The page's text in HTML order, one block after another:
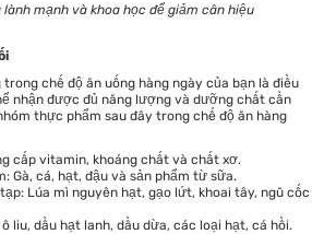
lành mạnh và khoa học để giảm cân hiệu
chế độ ăn uống hàng ngày của bạn là điều
nhận được đủ năng lượng và dưỡng chất cần
thực phẩm sau đây trong chế độ ăn hàng
cấp vitamin, khoáng chất và chất xơ.
Gà, cá, hạt, đậu và sản phẩm từ sữa.
Lúa mì nguyên hạt, gạo lứt, khoai tây, ngũ cốc
liu, dầu hạt lanh, dầu dừa, các loại hạt, cá hồi.